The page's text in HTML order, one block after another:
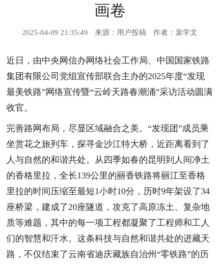
画卷
2025-04-09 21:35:49 来源：用户投稿 作者：裴学文
近日，由中央网信办网络社会工作局、中国国家铁路
集团有限公司党组宣传部联合主办的2025年度“发现
最美铁路”网络宣传暨“云岭天路春潮涌”采访活动圆满
收官。
完善路网布局，尽显区域融合之美。“发现团”成员乘
坐赏花之旅列车，探寻金沙江特大桥，近距离看到了
人与自然的和谐共处。从四季如春的昆明到人间净土
的香格里拉，全长139公里的丽香铁路将丽江至香格
里拉的时间压缩至最短1小时10分，历时9年架设了34
座桥梁，建成了20座隧道，攻克了高原冻土、复杂地
质等难题，其中的每一项工程都凝聚了工程师和工人
们的智慧和汗水。这条科技与自然和谐共处的进藏天
路，不仅结束了云南省迪庆藏族自治州“零铁路”的历